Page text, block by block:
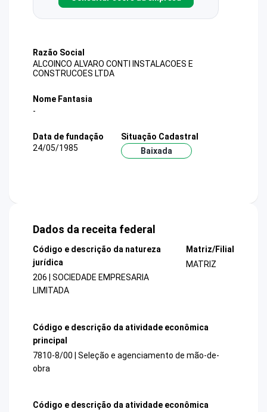
Razão Social
ALCOINCO ALVARO CONTI INSTALACOES E
CONSTRUCOES LTDA
Nome Fantasia
-
Data de fundação
24/05/1985
Situação Cadastral
Baixada
Dados da receita federal
Código e descrição da natureza
jurídica
206 | SOCIEDADE EMPRESARIA
LIMITADA
Matriz/Filial
MATRIZ
Código e descrição da atividade econômica
principal
7810-8/00 | Seleção e agenciamento de mão-de-
obra
Código e descrição da atividade econômica